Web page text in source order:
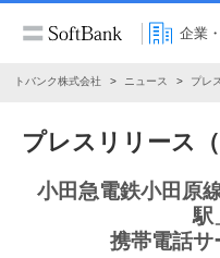
企業
フトバンク株式会社 ニュース プレ
プレスリリース
小田急電鉄小田原
駅
携帯電話サ